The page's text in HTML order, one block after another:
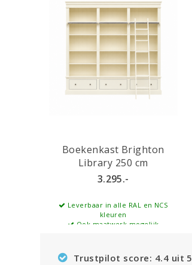
Boekenkast Brighton
Library 250 cm
3.295.-
Leverbaar in alle RAL en NCS
kleuren
Ook maatwerk mogelijk
Trustpilot score: 4.4 uit 5